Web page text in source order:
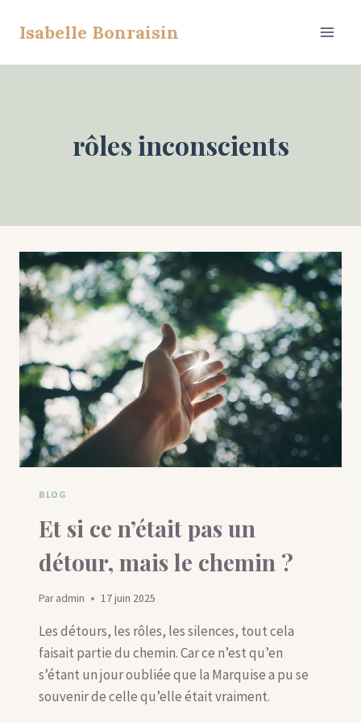
Isabelle Bonraisin
rôles inconscients
BLOG
Et si ce n’était pas un
détour, mais le chemin ?
Par admin 17 juin 2025
Les détours, les rôles, les silences, tout cela
faisait partie du chemin. Car ce n’est qu’en
s’étant un jour oubliée que la Marquise a pu se
souvenir de celle qu’elle était vraiment.